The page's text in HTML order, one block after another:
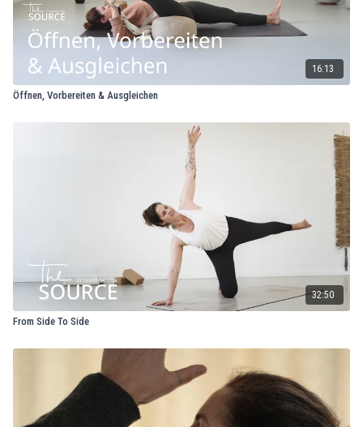
16:13
Öffnen, Vorbereiten & Ausgleichen
32:50
From Side To Side